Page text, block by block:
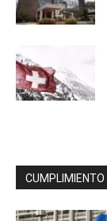
CUMPLIMIENTO